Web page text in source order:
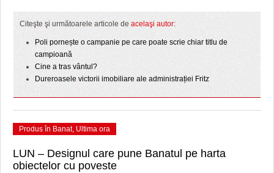
Citeşte şi următoarele articole de acelaşi autor:
Poli pornește o campanie pe care poate scrie chiar titlu de
campioană
Cine a tras vântul?
Dureroasele victorii imobiliare ale administrației Fritz
Produs în Banat, Ultima ora
LUN – Designul care pune Banatul pe harta
obiectelor cu poveste